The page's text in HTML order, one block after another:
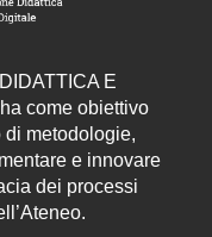
E
come obiettivo
di metodologie,
e innovare
dei processi